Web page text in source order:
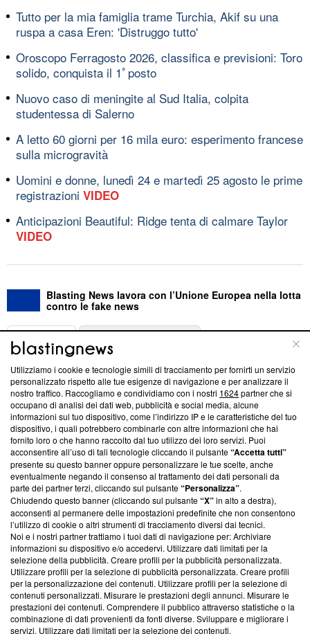
Tutto per la mia famiglia trame Turchia, Akif su una
ruspa a casa Eren: 'Distruggo tutto'
Oroscopo Ferragosto 2026, classifica e previsioni: Toro
solido, conquista il 1ﾟposto
Nuovo caso di meningite al Sud Italia, colpita
studentessa di Salerno
A letto 60 giorni per 16 mila euro: esperimento francese
sulla microgravità
Uomini e donne, lunedì 24 e martedì 25 agosto le prime
registrazioni VIDEO
Anticipazioni Beautiful: Ridge tenta di calmare Taylor
VIDEO
Blasting News lavora con l’Unione Europea nella lotta
contro le fake news
ABOUT
Questa sezione offre informazioni trasparenti su Blasting
News, sui nostri processi editoriali e su come ci impegniamo a
creare news di qualità. Inoltre, afferma la nostra aderenza a
‘Trust Project - News with Integrity’Blasting News non è
ancora membro del programma, ma ha richiesto di farne
parte; Trust Project non ha ancora effettuato una verifica di
conformità agli standard.
Su di noi
Team editoriale
Corporate
Redazione
Informativa Privacy
Cookie Policy
Utilizziamo i cookie e tecnologie simili di tracciamento per fornirti un servizio
personalizzato rispetto alle tue esigenze di navigazione e per analizzare il
nostro traffico. Raccogliamo e condividiamo con i nostri 1624partner che si
occupano di analisi dei dati web, pubblicità e social media, alcune
informazioni sul tuo dispositivo, come l’indirizzo IP e le caratteristiche del tuo
dispositivo, i quali potrebbero combinarle con altre informazioni che hai
fornito loro o che hanno raccolto dal tuo utilizzo dei loro servizi. Puoi
acconsentire all’uso di tali tecnologie cliccando il pulsante“Accetta tutti”
presente su questo banner oppure personalizzare le tue scelte, anche
eventualmente negando il consenso al trattamento dei dati personali da
parte dei partner terzi, cliccando sul pulsante“Personalizza”.
Chiudendo questo banner (cliccando sul pulsante“X”in alto a destra),
acconsenti al permanere delle impostazioni predefinite che non consentono
l’utilizzo di cookie o altri strumenti di tracciamento diversi dai tecnici.
Noi e i nostri partner trattiamo i tuoi dati di navigazione per: Archiviare
informazioni su dispositivo e/o accedervi. Utilizzare dati limitati per la
selezione della pubblicità. Creare profili per la pubblicità personalizzata.
Utilizzare profili per la selezione di pubblicità personalizzata. Creare profili
per la personalizzazione dei contenuti. Utilizzare profili per la selezione di
contenuti personalizzati. Misurare le prestazioni degli annunci. Misurare le
prestazioni dei contenuti. Comprendere il pubblico attraverso statistiche o la
combinazione di dati provenienti da fonti diverse. Sviluppare e migliorare i
servizi. Utilizzare dati limitati per la selezione dei contenuti.